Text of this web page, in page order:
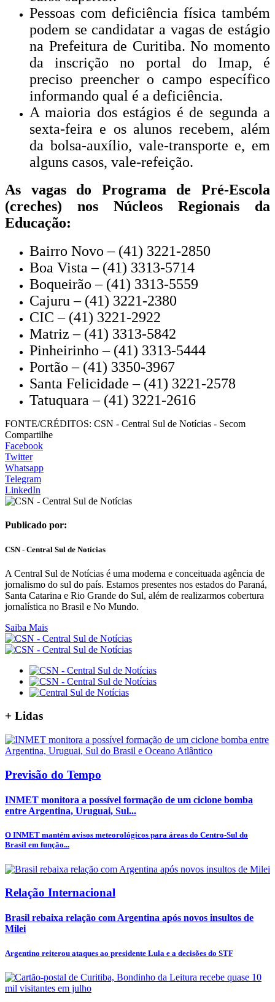
Pessoas com deficiência física também
podem se candidatar a vagas de estágio
na Prefeitura de Curitiba. No momento
da inscrição no portal do Imap, é
preciso preencher o campo específico
informando qual é a deficiência.
A maioria dos estágios é de segunda a
sexta-feira e os alunos recebem, além
da bolsa-auxílio, vale-transporte e, em
alguns casos, vale-refeição.
As vagas do Programa de Pré-Escola
(creches) nos Núcleos Regionais da
Educação:
Bairro Novo – (41) 3221-2850
Boa Vista – (41) 3313-5714
Boqueirão – (41) 3313-5559
Cajuru – (41) 3221-2380
CIC – (41) 3221-2922
Matriz – (41) 3313-5842
Pinheirinho – (41) 3313-5444
Portão – (41) 3350-3967
Santa Felicidade – (41) 3221-2578
Tatuquara – (41) 3221-2616
FONTE/CRÉDITOS: CSN - Central Sul de Notícias - Secom
Compartilhe
Facebook
Twitter
Whatsapp
Telegram
LinkedIn
Publicado por:
CSN - Central Sul de Notícias
A Central Sul de Notícias é uma moderna e conceituada agência de
jornalismo do sul do país. Estamos presentes nos estados do Paraná,
Santa Catarina e Rio Grande do Sul, além de realizarmos cobertura
jornalística no Brasil e No Mundo.
Saiba Mais
+ Lidas
Previsão do Tempo
INMET monitora a possível formação de um ciclone bomba
entre Argentina, Uruguai, Sul...
O INMET mantém avisos meteorológicos para áreas do Centro-Sul do
Brasil em função...
Relação Internacional
Brasil rebaixa relação com Argentina após novos insultos de
Milei
Argentino reiterou ataques ao presidente Lula e a decisões do STF